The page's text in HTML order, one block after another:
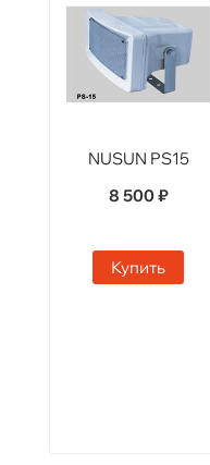
NUSUN PS15
8 500 ₽
Купить